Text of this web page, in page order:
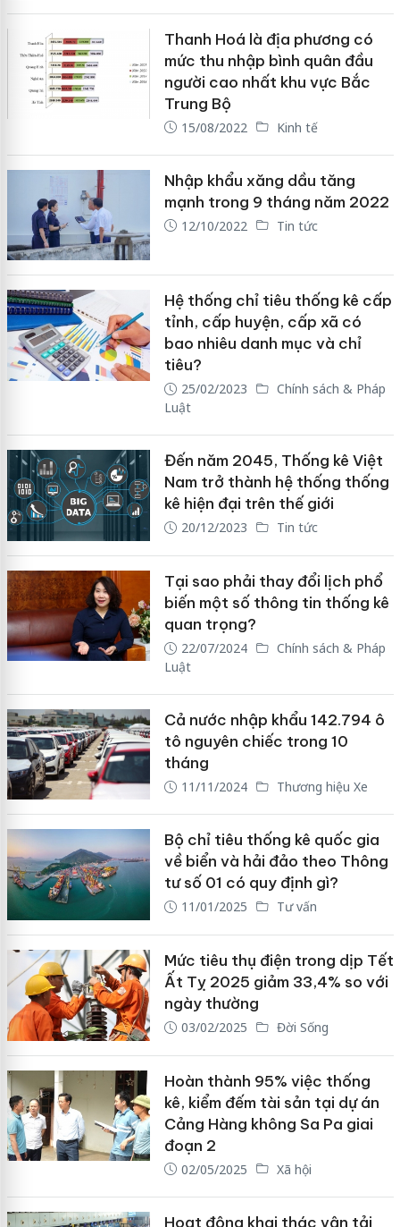
Thanh Hoá là địa phương có
mức thu nhập bình quân đầu
người cao nhất khu vực Bắc
Trung Bộ
15/08/2022 Kinh tế
Nhập khẩu xăng dầu tăng
mạnh trong 9 tháng năm 2022
12/10/2022 Tin tức
Hệ thống chỉ tiêu thống kê cấp
tỉnh, cấp huyện, cấp xã có
bao nhiêu danh mục và chỉ
tiêu?
25/02/2023
Chính sách & Pháp
Luật
Đến năm 2045, Thống kê Việt
Nam trở thành hệ thống thống
kê hiện đại trên thế giới
20/12/2023 Tin tức
Tại sao phải thay đổi lịch phổ
biến một số thông tin thống kê
quan trọng?
22/07/2024
Chính sách & Pháp
Luật
Cả nước nhập khẩu 142.794 ô
tô nguyên chiếc trong 10
tháng
11/11/2024 Thương hiệu Xe
Bộ chỉ tiêu thống kê quốc gia
về biển và hải đảo theo Thông
tư số 01 có quy định gì?
11/01/2025 Tư vấn
Mức tiêu thụ điện trong dịp Tết
Ất Tỵ 2025 giảm 33,4% so với
ngày thường
03/02/2025 Đời Sống
Hoàn thành 95% việc thống
kê, kiểm đếm tài sản tại dự án
Cảng Hàng không Sa Pa giai
đoạn 2
02/05/2025 Xã hội
Hoạt động khai thác vận tải